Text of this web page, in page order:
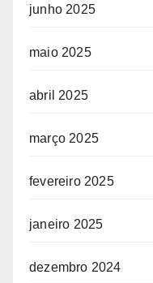
junho 2025
maio 2025
abril 2025
março 2025
fevereiro 2025
janeiro 2025
dezembro 2024